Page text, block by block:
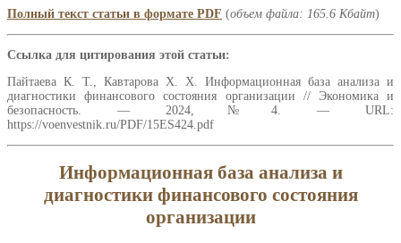
Полный текст статьи в формате PDF (объем файла: 165.6 Кбайт)
Ссылка для цитирования этой статьи:
Пайтаева К. Т., Кавтарова Х. Х. Информационная база анализа и
диагностики финансового состояния организации // Экономика и
безопасность. — 2024,№4. — URL:
https://voenvestnik.ru/PDF/15ES424.pdf
Информационная база анализа и
диагностики финансового состояния
организации